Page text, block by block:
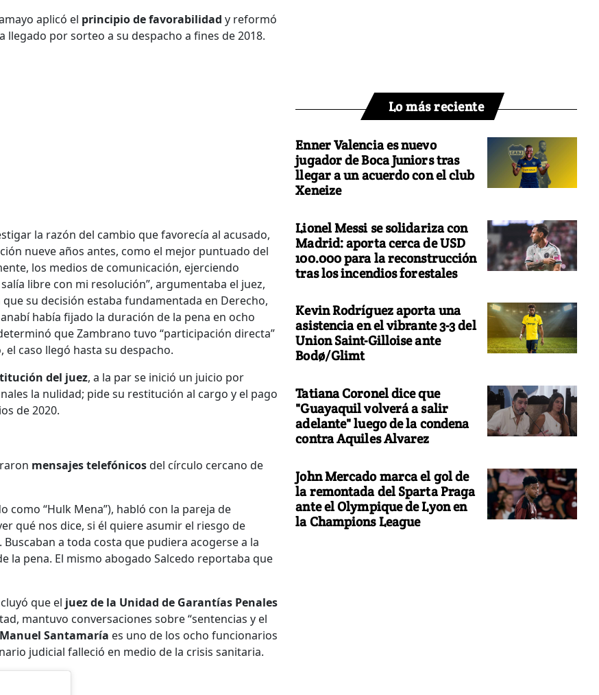
aplicó el principio de favorabilidad y reformó
llegado por sorteo a su despacho a fines de 2018.
la razón del cambio que favorecía al acusado,
nueve años antes, como el mejor puntuado del
los medios de comunicación, ejerciendo
libre con mi resolución”, argumentaba el juez,
que su decisión estaba fundamentada en Derecho,
había fijado la duración de la pena en ocho
que Zambrano tuvo “participación directa”
caso llegó hasta su despacho.
del juez, a la par se inició un juicio por
la nulidad; pide su restitución al cargo y el pago
de 2020.
mensajes telefónicosdel círculo cercano de
como “Hulk Mena”), habló con la pareja de
qué nos dice, si él quiere asumir el riesgo de
a toda costa que pudiera acogerse a la
la pena. El mismo abogado Salcedo reportaba que
que el juez de la Unidad de Garantías Penales
mantuvo conversaciones sobre “sentencias y el
Manuel Santamaría es uno de los ocho funcionarios
judicial falleció en medio de la crisis sanitaria.
Lo más reciente
Enner Valencia es nuevo
jugador de Boca Juniors tras
llegar a un acuerdo con el club
Xeneize
Lionel Messi se solidariza con
Madrid: aporta cerca de USD
100.000 para la reconstrucción
tras los incendios forestales
Kevin Rodríguez aporta una
asistencia en el vibrante 3-3 del
Union Saint-Gilloise ante
Bodø/Glimt
Tatiana Coronel dice que
"Guayaquil volverá a salir
adelante" luego de la condena
contra Aquiles Alvarez
John Mercado marca el gol de
la remontada del Sparta Praga
ante el Olympique de Lyon en
la Champions League